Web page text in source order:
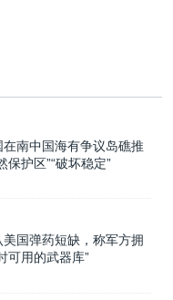
在南中国海有争议岛礁推
保护区”“破坏稳定”
国弹药短缺，称军方拥
可用的武器库”